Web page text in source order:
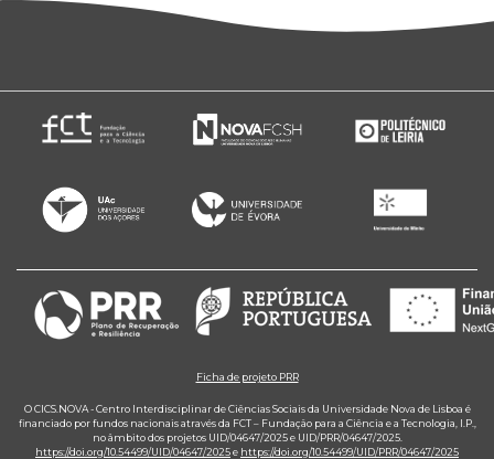
Ficha de projeto PRR
O CICS.NOVA - Centro Interdisciplinar de Ciências Sociais da Universidade Nova de Lisboa é
financiado por fundos nacionais através da FCT – Fundação para a Ciência e a Tecnologia, I.P.,
no âmbito dos projetos UID/04647/2025 e UID/PRR/04647/2025.
https://doi.org/10.54499/UID/04647/2025e https://doi.org/10.54499/UID/PRR/04647/2025